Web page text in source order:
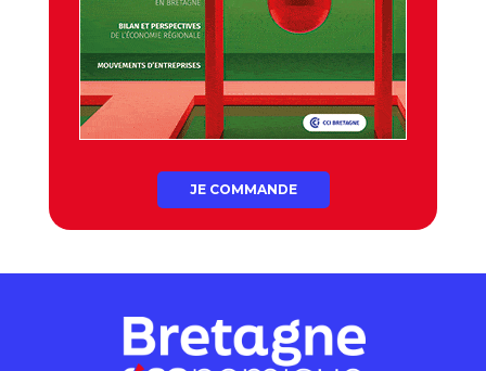
JE COMMANDE